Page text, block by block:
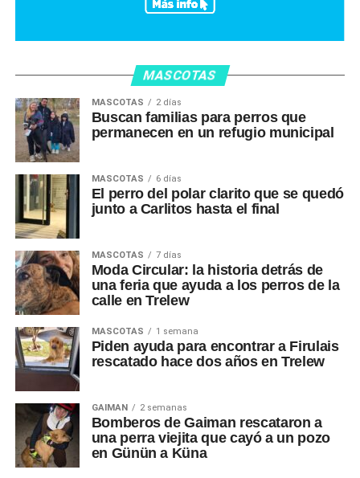
MASCOTAS
MASCOTAS 2 días
Buscan familias para perros que
permanecen en un refugio municipal
MASCOTAS 6 días
El perro del polar clarito que se quedó
junto a Carlitos hasta el final
MASCOTAS 7 días
Moda Circular: la historia detrás de
una feria que ayuda a los perros de la
calle en Trelew
MASCOTAS 1 semana
Piden ayuda para encontrar a Firulais
rescatado hace dos años en Trelew
GAIMAN 2 semanas
Bomberos de Gaiman rescataron a
una perra viejita que cayó a un pozo
en Günün a Küna